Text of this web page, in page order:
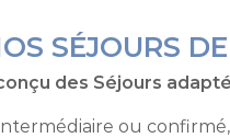
SÉJOURS
des Séjours
ou